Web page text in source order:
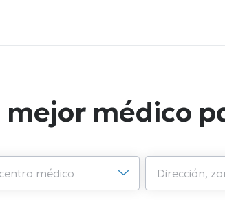
mejor médico